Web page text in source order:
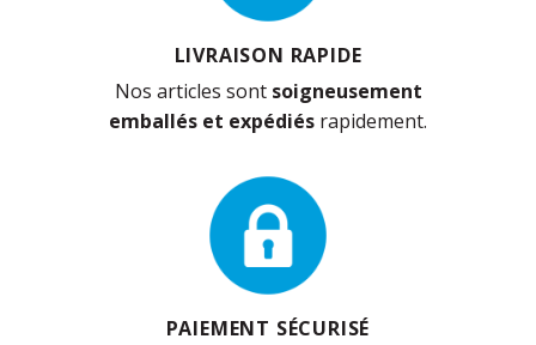
LIVRAISON RAPIDE
Nos articles sont soigneusement
emballés et expédiés rapidement.
PAIEMENT SÉCURISÉ